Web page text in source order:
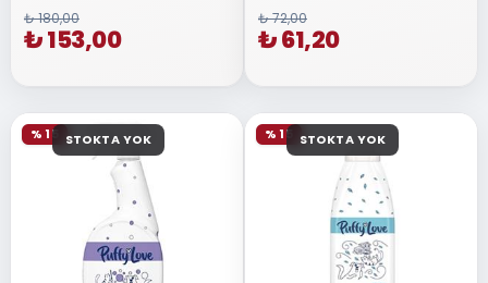
₺ 180,00
₺ 153,00
₺ 72,00
₺ 61,20
STOKTA YOK
% 15 STOKTA YOK
% 15